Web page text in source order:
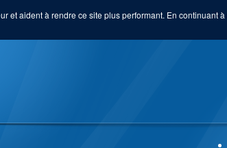
et aident à rendre ce site plus performant. En continuant